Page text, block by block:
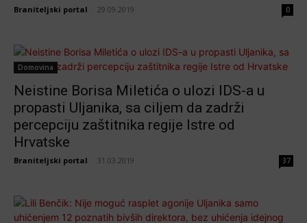
Braniteljski portal 29.09.2019 0
Domovina
Neistine Borisa Miletića o ulozi IDS-a u
propasti Uljanika, sa ciljem da zadrži
percepciju zaštitnika regije Istre od
Hrvatske
Braniteljski portal 31.03.2019 37